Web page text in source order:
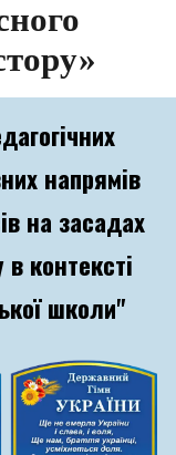
напрямів
на засадах
контексті
школи"